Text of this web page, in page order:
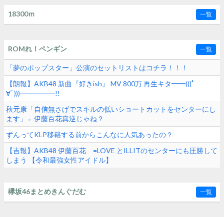
18300ｍ 一覧
ROMれ！ペンギン 一覧
「夢のポップスター」公演のセットリストはコチラ！！！
【朗報】AKB48 新曲『好きish』 MV 800万 再生キタ━━(((ﾟ
∀ﾟ)))━━━━━!!
秋元康「自信無さげでスキルの低いショートカットをセンターにし
ます」←伊藤百花真逆じゃね？
ずんってKLP移籍する前からこんなに人気あったの？
【吉報】AKB48 伊藤百花 =LOVE とILLITのセンターにも圧勝して
しまう 【令和最強女性アイドル】
欅坂46まとめきんぐだむ 一覧